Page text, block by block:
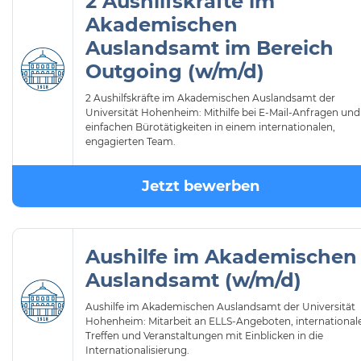
Akademischen
Auslandsamt im Bereich
Outgoing (w/m/d)
2 Aushilfskräfte im Akademischen Auslandsamt der
Universität Hohenheim: Mithilfe bei E-Mail-Anfragen und
einfachen Bürotätigkeiten in einem internationalen,
engagierten Team.
Jetzt bewerben
Aushilfe im Akademischen
Auslandsamt (w/m/d)
Aushilfe im Akademischen Auslandsamt der Universität
Hohenheim: Mitarbeit an ELLS-Angeboten,
Treffen und Veranstaltungen mit Einblicken in die
Internationalisierung.